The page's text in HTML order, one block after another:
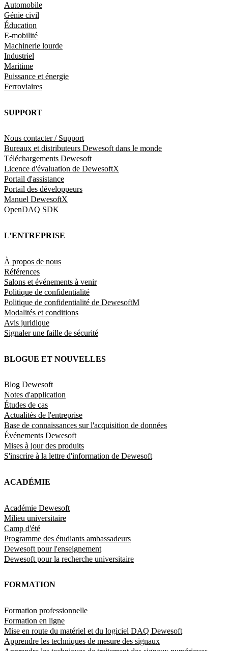
Automobile
Génie civil
Éducation
E-mobilité
Machinerie lourde
Industriel
Maritime
Puissance et énergie
Ferroviaires
SUPPORT
Nous contacter / Support
Bureaux et distributeurs Dewesoft dans le monde
Téléchargements Dewesoft
Licence d'évaluation de DewesoftX
Portail d'assistance
Portail des développeurs
Manuel DewesoftX
OpenDAQ SDK
L’ENTREPRISE
À propos de nous
Références
Salons et événements à venir
Politique de confidentialité
Politique de confidentialité de DewesoftM
Modalités et conditions
Avis juridique
Signaler une faille de sécurité
BLOGUE ET NOUVELLES
Blog Dewesoft
Notes d'application
Études de cas
Actualités de l'entreprise
Base de connaissances sur l'acquisition de données
Événements Dewesoft
Mises à jour des produits
S'inscrire à la lettre d'information de Dewesoft
ACADÉMIE
Académie Dewesoft
Milieu universitaire
Camp d'été
Programme des étudiants ambassadeurs
Dewesoft pour l'enseignement
Dewesoft pour la recherche universitaire
FORMATION
Formation professionnelle
Formation en ligne
Mise en route du matériel et du logiciel DAQ Dewesoft
Apprendre les techniques de mesure des signaux